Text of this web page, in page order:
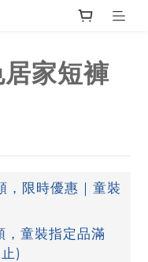
家短褲
，限時優惠｜童裝
，童裝指定品滿
)